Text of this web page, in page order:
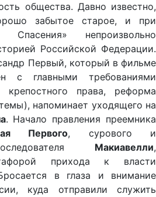
общества. Давно известно,
забытое старое, и при
непроизвольно
Российской Федерации.
Первый, который в фильме
с главными требованиями
крепостного права, реформа
напоминает уходящего на
. Начало правления преемника
Первого, сурового и
Макиавелли,
прихода к власти
в глаза и внимание
куда отправили служить